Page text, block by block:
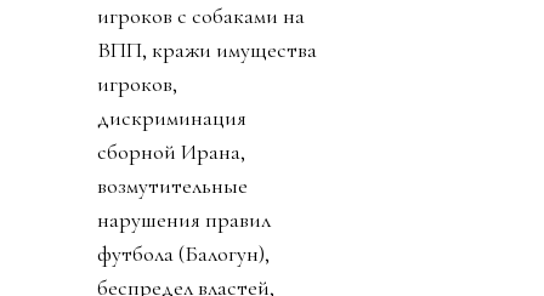
игроков с собаками на
ВПП, кражи имущества
игроков,
дискриминация
сборной Ирана,
возмутительные
нарушения правил
футбола (Балогун),
беспредел властей,